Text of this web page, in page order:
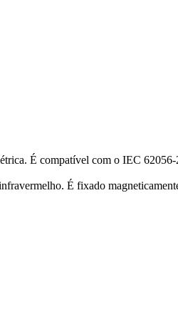
É compatível com o IEC
É fixado